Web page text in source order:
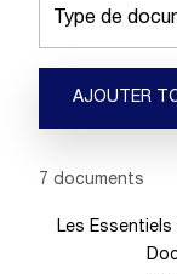
Type de
AJOUTER
Showing 1 -7
7 documents
Les Essentiels